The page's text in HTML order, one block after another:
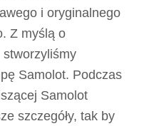
i oryginalnego
Z myślą o
stworzyliśmy
Samolot. Podczas
Samolot
szczegóły, tak by